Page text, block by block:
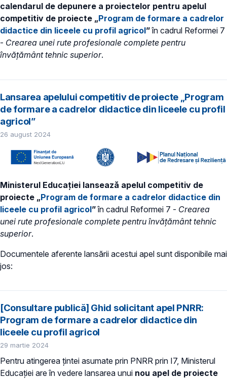
calendarul de depunere a proiectelor pentru apelul
competitiv de proiecte „Program de formare a cadrelor
didactice din liceele cu profil agricol”în cadrul Reformei 7
- Crearea unei rute profesionale complete pentru
învățământ tehnic superior.
Lansarea apelului competitiv de proiecte „Program
de formare a cadrelor didactice din liceele cu profil
agricol”
26 august 2024
Ministerul Educației lansează apelul competitiv de
proiecte „Program de formare a cadrelor didactice din
liceele cu profil agricol”în cadrul Reformei 7 - Crearea
unei rute profesionale complete pentru învățământ tehnic
superior.
Documentele aferente lansării acestui apel sunt disponibile mai
jos:
[Consultare publică] Ghid solicitant apel PNRR:
Program de formare a cadrelor didactice din
liceele cu profil agricol
29 martie 2024
Pentru atingerea țintei asumate prin PNRR prin I7, Ministerul
Educației are în vedere lansarea unui nou apel de proiecte